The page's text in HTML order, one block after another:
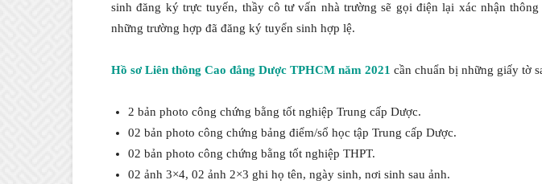
sinh đăng ký trực tuyến, thầy cô tư vấn nhà trường sẽ gọi điện lại xác nhận
những trường hợp đã đăng ký tuyển sinh hợp lệ.
Hồ sơ Liên thông Cao đẳng Dược TPHCM năm 2021 cần chuẩn bị những giấy tờ
2 bản photo công chứng bằng tốt nghiệp Trung cấp Dược.
02 bản photo công chứng bảng điểm/sổ học tập Trung cấp Dược.
02 bản photo công chứng bằng tốt nghiệp THPT.
02 ảnh 3×4, 02 ảnh 2×3 ghi họ tên, ngày sinh, nơi sinh sau ảnh.